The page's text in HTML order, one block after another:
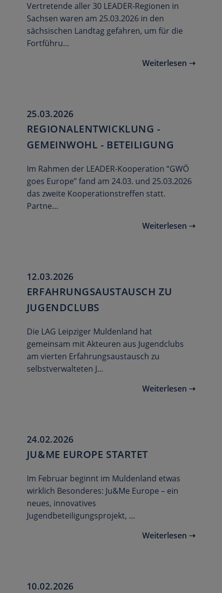
Vertretende aller 30 LEADER-Regionen in
Sachsen waren am 25.03.2026 in den
sächsischen Landtag gefahren, um für die
Fortführu…
Weiterlesen ➝
25.03.2026
REGIONALENTWICKLUNG -
GEMEINWOHL - BETEILIGUNG
Im Rahmen der LEADER-Kooperation “GWÖ
goes Europe” fand am 24.03. und 25.03.2026
das zweite Kooperationstreffen statt.
Partne…
Weiterlesen ➝
12.03.2026
ERFAHRUNGSAUSTAUSCH ZU
JUGENDCLUBS
Die LAG Leipziger Muldenland hat
gemeinsam mit Akteuren aus Jugendclubs
am vierten Erfahrungsaustausch zu
selbstverwalteten J…
Weiterlesen ➝
24.02.2026
JU&ME EUROPE STARTET
Im Februar beginnt im Muldenland etwas
wirklich Besonderes: Ju&Me Europe – ein
neues, innovatives
Jugendbeteiligungsprojekt, …
Weiterlesen ➝
10.02.2026